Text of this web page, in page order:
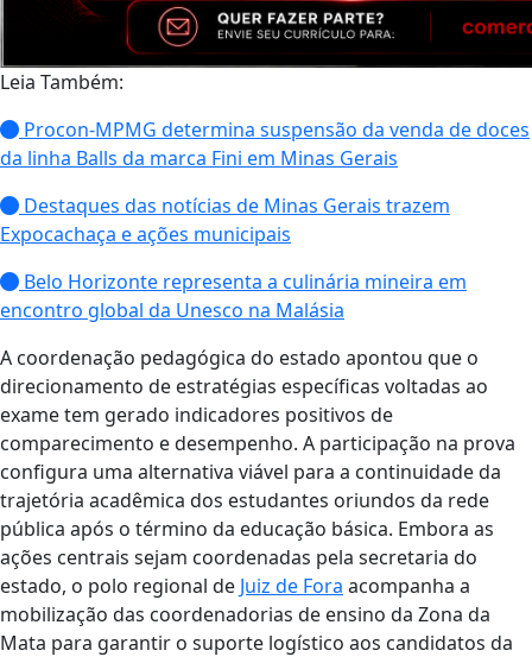
Leia Também:
Procon-MPMG determina suspensão da venda de doces
da linha Balls da marca Fini em Minas Gerais
Destaques das notícias de Minas Gerais trazem
Expocachaça e ações municipais
Belo Horizonte representa a culinária mineira em
encontro global da Unesco na Malásia
A coordenação pedagógica do estado apontou que o
direcionamento de estratégias específicas voltadas ao
exame tem gerado indicadores positivos de
comparecimento e desempenho. A participação na prova
configura uma alternativa viável para a continuidade da
trajetória acadêmica dos estudantes oriundos da rede
pública após o término da educação básica. Embora as
ações centrais sejam coordenadas pela secretaria do
estado, o polo regional de Juiz de Fora acompanha a
mobilização das coordenadorias de ensino da Zona da
Mata para garantir o suporte logístico aos candidatos da